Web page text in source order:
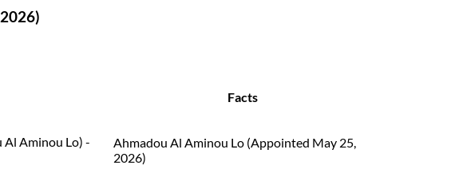
Facts
Al Aminou Lo) -
Ahmadou Al Aminou Lo (Appointed May 25,
2026)